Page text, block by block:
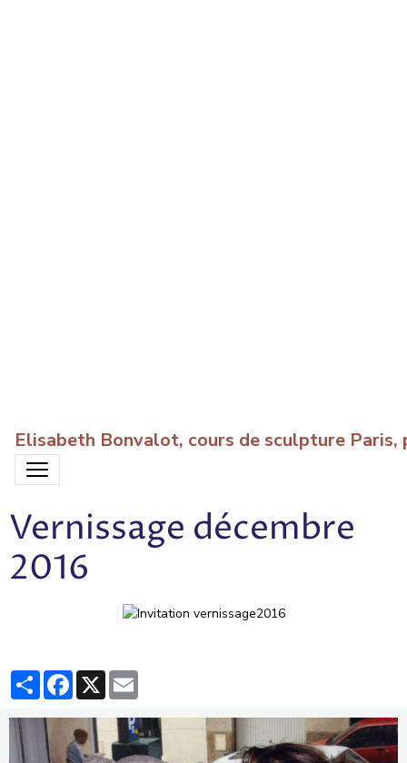
Elisabeth Bonvalot, cours de sculpture
Vernissage décembre
2016
PartagerFacebook
X